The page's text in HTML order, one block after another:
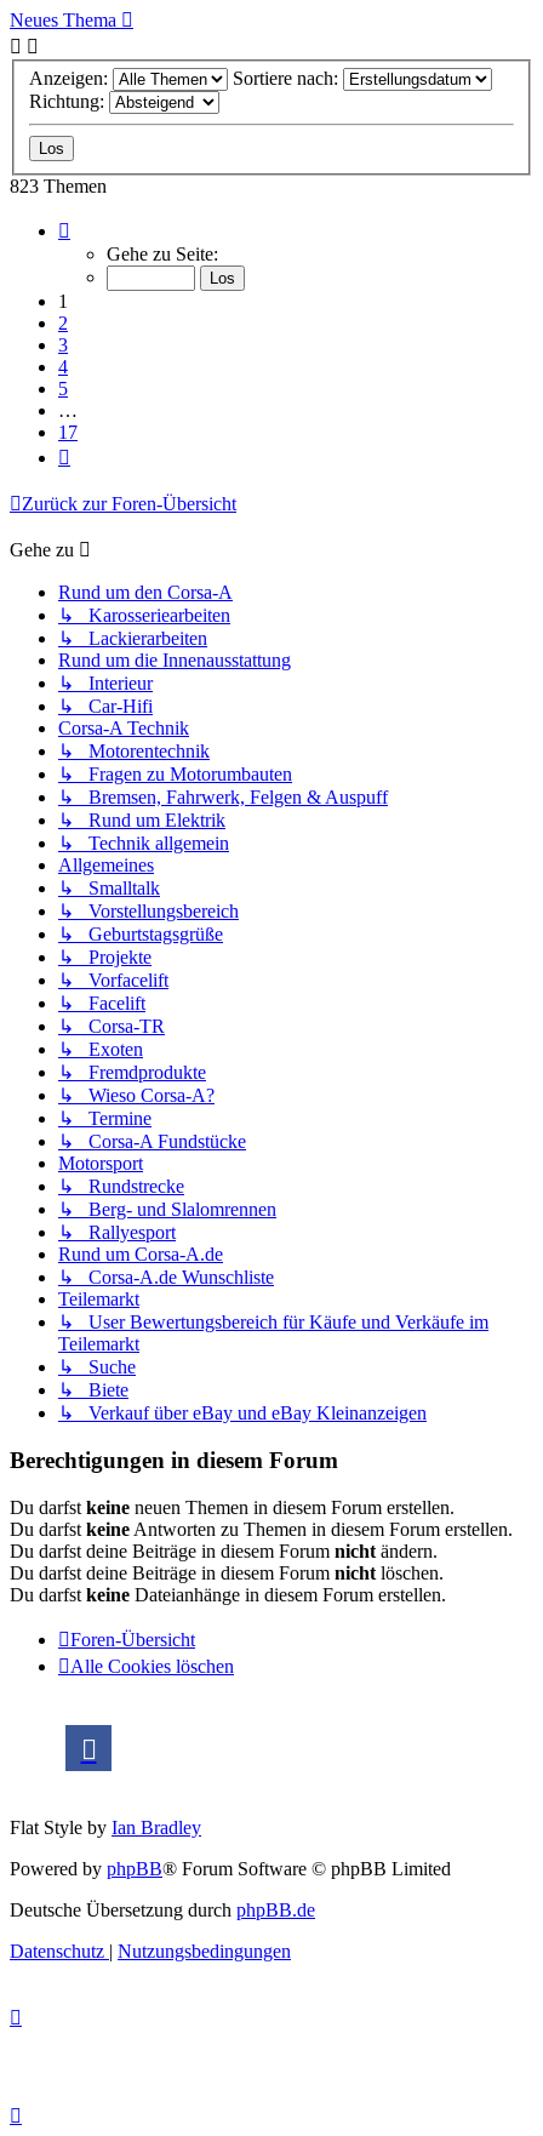
Neues Thema
Anzeigen:
Sortiere nach:
Richtung:
823 Themen
von
Gehe zu Seite:
1
2
3
4
5
…
17
Zurück zur Foren-Übersicht
Gehe zu
Rund um den Corsa-A
↳ Karosseriearbeiten
↳ Lackierarbeiten
Rund um die Innenausstattung
↳ Interieur
↳ Car-Hifi
Corsa-A Technik
↳ Motorentechnik
↳ Fragen zu Motorumbauten
↳ Bremsen, Fahrwerk, Felgen & Auspuff
↳ Rund um Elektrik
↳ Technik allgemein
Allgemeines
↳ Smalltalk
↳ Vorstellungsbereich
↳ Geburtstagsgrüße
↳ Projekte
↳ Vorfacelift
↳ Facelift
↳ Corsa-TR
↳ Exoten
↳ Fremdprodukte
↳ Wieso Corsa-A?
↳ Termine
↳ Corsa-A Fundstücke
Motorsport
↳ Rundstrecke
↳ Berg- und Slalomrennen
↳ Rallyesport
Rund um Corsa-A.de
↳ Corsa-A.de Wunschliste
Teilemarkt
↳ User Bewertungsbereich für Käufe und Verkäufe im
Teilemarkt
↳ Suche
↳ Biete
↳ Verkauf über eBay und eBay Kleinanzeigen
Berechtigungen in diesem Forum
Du darfst keine neuen Themen in diesem Forum erstellen.
Du darfst keine Antworten zu Themen in diesem Forum erstellen.
Du darfst deine Beiträge in diesem Forum nicht ändern.
Du darfst deine Beiträge in diesem Forum nicht löschen.
Du darfst keine Dateianhänge in diesem Forum erstellen.
Foren-Übersicht
Alle Cookies löschen
Flat Style by Ian Bradley
Powered by phpBB® Forum Software © phpBB Limited
Deutsche Übersetzung durch phpBB.de
Datenschutz | Nutzungsbedingungen